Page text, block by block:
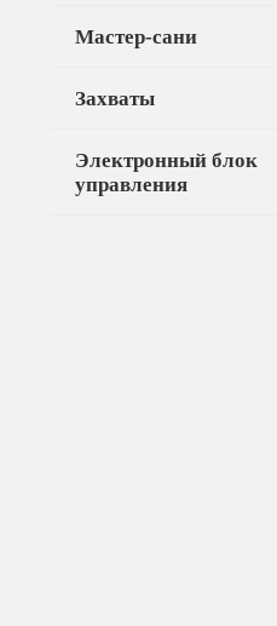
Мастер-сани
Захваты
Электронный блок
управления